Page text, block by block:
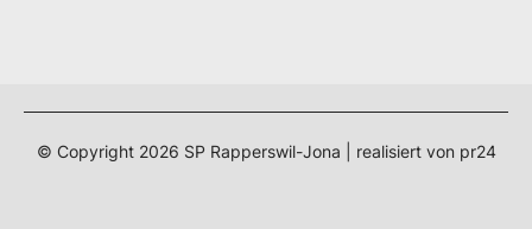
© Copyright 2026 SP Rapperswil-Jona | realisiert von pr24